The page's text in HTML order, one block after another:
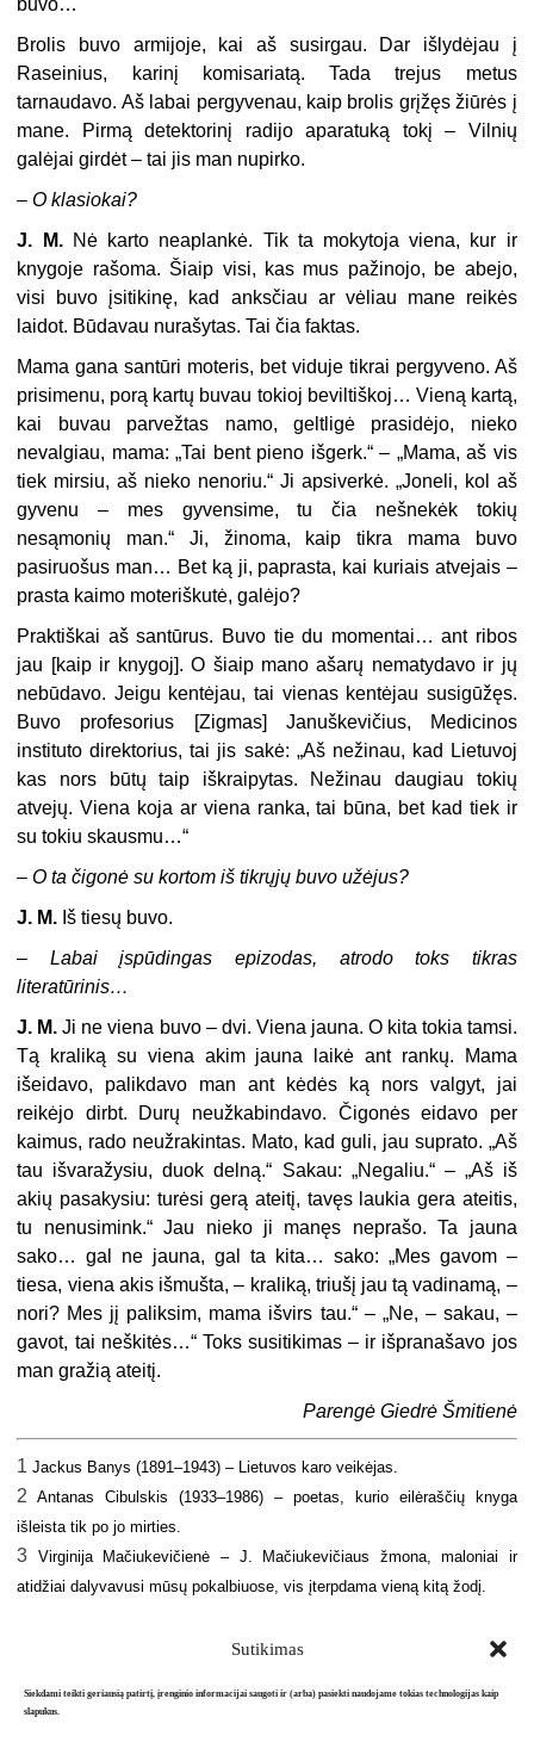
Sutikimas
Siekdami teikti geriausią patirtį, įrenginio informacijai saugoti ir (arba) pasiekti naudojame tokias technologijas kaip
slapukus.
Brolis buvo armijoje, kai aš susirgau. Dar išlydėjau į
Raseinius, karinį komisariatą. Tada trejus metus
tarnaudavo. Aš labai pergyvenau, kaip brolis grįžęs žiūrės į
mane. Pirmą detektorinį radijo aparatuką tokį – Vilnių
galėjai girdėt – tai jis man nupirko.
–O klasiokai?
J. M.Nė karto neaplankė. Tik ta mokytoja viena, kur ir
knygoje rašoma. Šiaip visi, kas mus pažinojo, be abejo,
visi buvo įsitikinę, kad anksčiau ar vėliau mane reikės
laidot. Būdavau nurašytas. Tai čia faktas.
Mama gana santūri moteris, bet viduje tikrai pergyveno. Aš
prisimenu, porą kartų buvau tokioj beviltiškoj… Vieną kartą,
kai buvau parvežtas namo, geltligė prasidėjo, nieko
nevalgiau, mama: „Tai bent pieno išgerk.“ – „Mama, aš vis
tiek mirsiu, aš nieko nenoriu.“ Ji apsiverkė. „Joneli, kol aš
gyvenu – mes gyvensime, tu čia nešnekėk tokių
nesąmonių man.“ Ji, žinoma, kaip tikra mama buvo
pasiruošus man… Bet ką ji, paprasta, kai kuriais atvejais –
prasta kaimo moteriškutė, galėjo?
Praktiškai aš santūrus. Buvo tie du momentai… ant ribos
jau [kaip ir knygoj]. O šiaip mano ašarų nematydavo ir jų
nebūdavo. Jeigu kentėjau, tai vienas kentėjau susigūžęs.
Buvo profesorius [Zigmas] Januškevičius, Medicinos
instituto direktorius, tai jis sakė: „Aš nežinau, kad Lietuvoj
kas nors būtų taip iškraipytas. Nežinau daugiau tokių
atvejų. Viena koja ar viena ranka, tai būna, bet kad tiek ir
su tokiu skausmu…“
–O ta čigonė su kortom iš tikrųjų buvo užėjus?
J. M. Iš tiesų buvo.
– Labai įspūdingas epizodas, atrodo toks tikras
literatūrinis…
J. M. Ji ne viena buvo – dvi. Viena jauna. O kita tokia tamsi.
Tą kraliką su viena akim jauna laikė ant rankų. Mama
išeidavo, palikdavo man ant kėdės ką nors valgyt, jai
reikėjo dirbt. Durų neužkabindavo. Čigonės eidavo per
kaimus, rado neužrakintas. Mato, kad guli, jau suprato. „Aš
tau išvaražysiu, duok delną.“ Sakau: „Negaliu.“ – „Aš iš
akių pasakysiu: turėsi gerą ateitį, tavęs laukia gera ateitis,
tu nenusimink.“ Jau nieko ji manęs neprašo. Ta jauna
sako… gal ne jauna, gal ta kita… sako: „Mes gavom –
tiesa, viena akis išmušta, – kraliką, triušį jau tą vadinamą, –
nori? Mes jį paliksim, mama išvirs tau.“ – „Ne, – sakau, –
gavot, tai neškitės…“ Toks susitikimas – ir išpranašavo jos
man gražią ateitį.
Parengė Giedrė Šmitienė
1 Jackus Banys (1891–1943) – Lietuvos karo veikėjas.
2 Antanas Cibulskis (1933–1986) – poetas, kurio eilėraščių knyga
išleista tik po jo mirties.
3 Virginija Mačiukevičienė – J. Mačiukevičiaus žmona, maloniai ir
atidžiai dalyvavusi mūsų pokalbiuose, vis įterpdama vieną kitą žodį.